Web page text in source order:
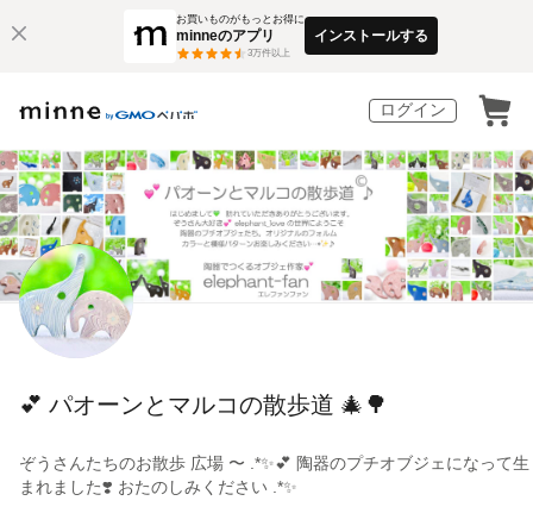
お買いものがもっとお得に
minneのアプリ
3万件以上
インストールする
ログイン
💕 パオーンとマルコの散歩道 🎄🌳
ぞうさんたちのお散歩 広場 〜 .*✨💕 陶器のプチオブジェになって生
まれました❣️ おたのしみください .*✨